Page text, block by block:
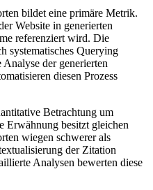
bildet eine primäre Metrik.
Website in generierten
referenziert wird. Die
systematisches Querying
der generierten
diesen Prozess
Betrachtung um
Erwähnung besitzt gleichen
wiegen schwerer als
der Zitation
Analysen bewerten diese